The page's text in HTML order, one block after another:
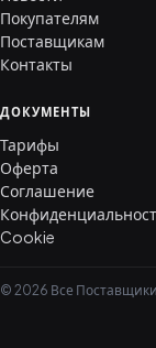
Покупателям
Поставщикам
Контакты
ДОКУМЕНТЫ
Тарифы
Оферта
Соглашение
Cookie
© 2026 Все Поставщики